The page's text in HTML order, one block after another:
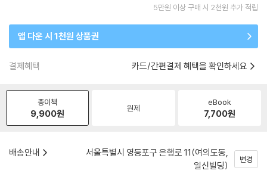
5만원 이상 구매 시 2천원 추가 적립
앱 다운 시 1천원 상품권
결제혜택 카드/간편결제 혜택을 확인하세요
종이책
9,900원 원제
eBook
7,700원
배송안내
서울특별시 영등포구 은행로 11(여의도동,
일신빌딩)
변경